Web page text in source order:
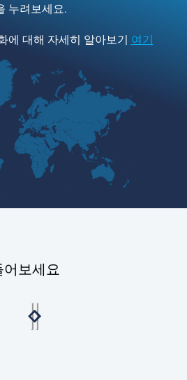
누려보세요.
에 대해 자세히 알아보기 여기
어보세요